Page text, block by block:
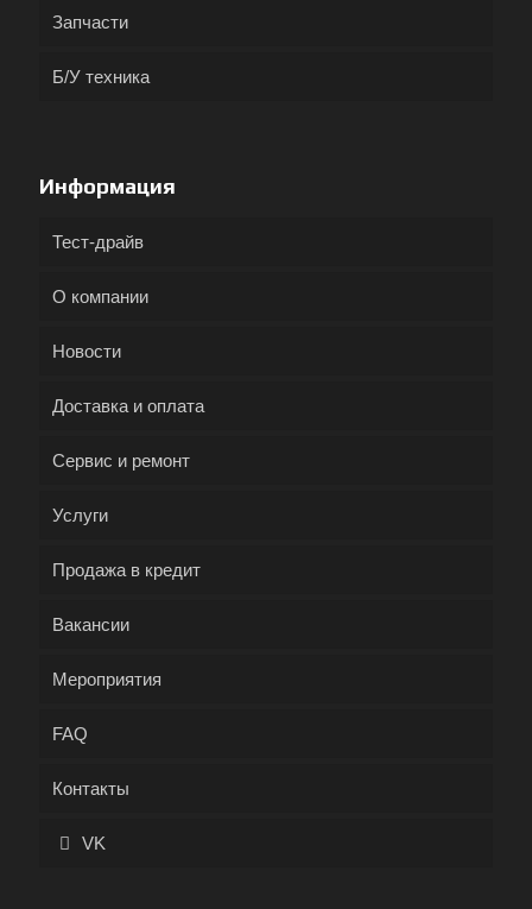
Запчасти
Б/У техника
Информация
Тест-драйв
О компании
Новости
Доставка и оплата
Сервис и ремонт
Услуги
Продажа в кредит
Вакансии
Мероприятия
FAQ
Контакты
VK